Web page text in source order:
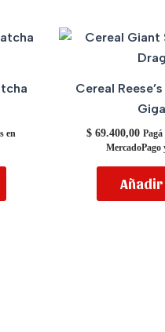
en
Cereal
$ 69.400,00 Pagá
MercadoPago